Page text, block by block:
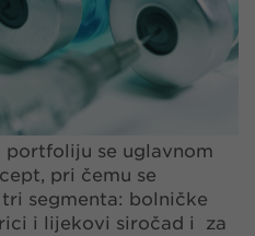
portfoliju se uglavnom
pri čemu se
segmenta: bolničke
i lijekovi siročad i za